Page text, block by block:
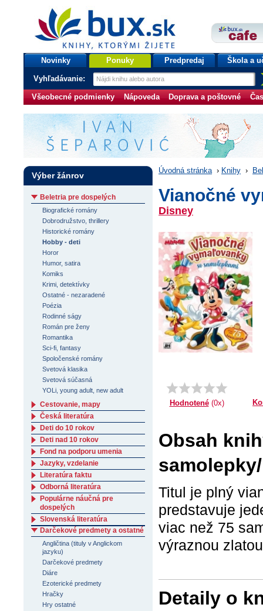
bux.sk
knihy, ktorými žijete
Úvodná stránka
Novinky Ponuky Predpredaj Škola a
Vyhľadávanie:
Všeobecné podmienky Nápoveda Doprava a poštovné
Úvodná stránka › Knihy ›
Vianočné
Disney
Hodnotené(0x)
Obsah
Titul je plný
predstavuje
viac než 75
výraznou
Detaily o
Výber žánrov
Beletria pre dospelých
Biografické romány
Dobrodružstvo, thrillery
Historické romány
Hobby - deti
Horor
Humor, satira
Komiks
Krimi, detektívky
Ostatné - nezaradené
Poézia
Rodinné ságy
Román pre ženy
Romantika
Sci-fi, fantasy
Spoločenské romány
Svetová klasika
Svetová súčasná
YOLi, young adult, new adult
Cestovanie, mapy
Česká literatúra
Deti do 10 rokov
Deti nad 10 rokov
Fond na podporu umenia
Jazyky, vzdelanie
Literatúra faktu
Odborná literatúra
Populárne náučná pre
dospelých
Slovenská literatúra
Darčekové predmety a ostatné
Angličtina (tituly v Anglickom
jazyku)
Darčekové predmety
Diáre
Ezoterické predmety
Hračky
Hry ostatné